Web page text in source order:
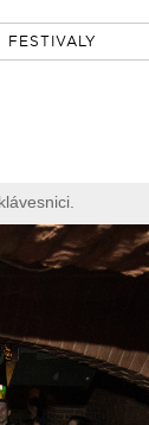
FESTIVALY